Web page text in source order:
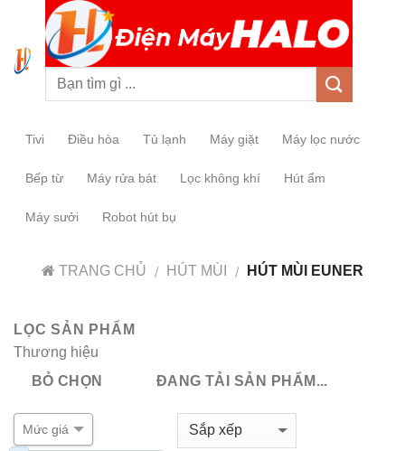
Tivi Điều hòa Tủ lạnh Máy giặt Máy lọc nước
Bếp từ Máy rửa bát Lọc không khí Hút ẩm
Máy sưởi Robot hút bụ
TRANG CHỦ / HÚT MÙI / HÚT MÙI EUNER
LỌC SẢN PHẨM
Thương hiệu
BỎ CHỌN
ĐANG TẢI SẢN PHẨM...
Mức giá